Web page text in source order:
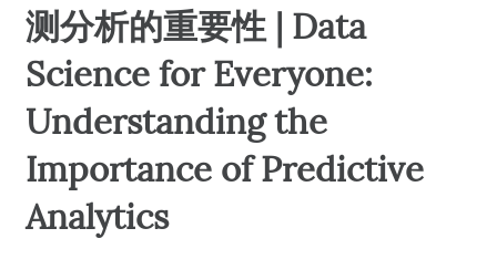
测分析的重要性 | Data
Science for Everyone:
Understanding the
Importance of Predictive
Analytics